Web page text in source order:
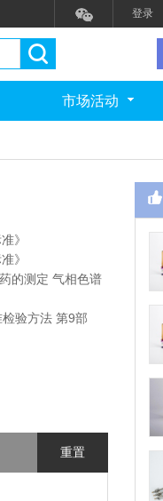
登录
市场活动
》
》
的测定 气相色谱
验方法 第9部
重置